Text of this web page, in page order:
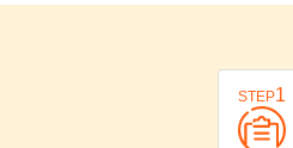
STEP1